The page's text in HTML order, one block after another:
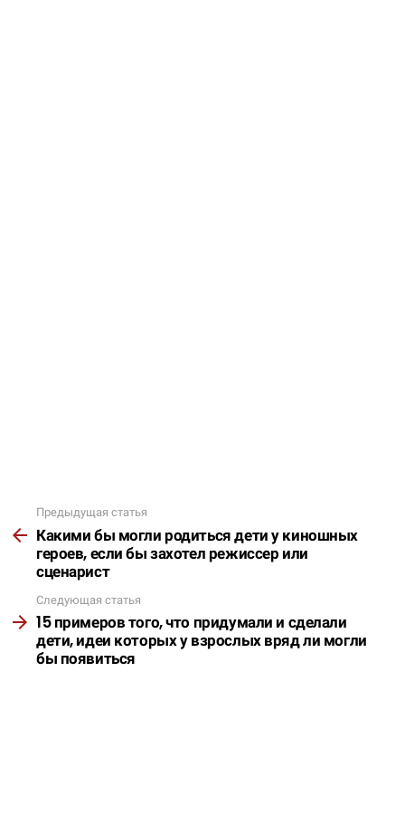
Подробнее
Предыдущая статья
Какими бы могли родиться дети у киношных
героев, если бы захотел режиссер или
сценарист
Следующая статья
15 примеров того, что придумали и сделали
дети, идеи которых у взрослых вряд ли могли
бы появиться